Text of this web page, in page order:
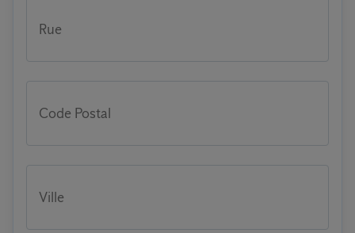
Rue
Code Postal
Ville